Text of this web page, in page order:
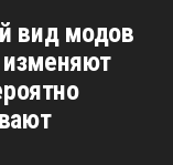
вид модов